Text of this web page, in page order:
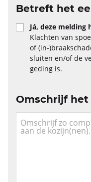
Betreft het
Já, deze melding
Klachten van
of (in-
sluiten en/of de
geding is.
Omschrijf het